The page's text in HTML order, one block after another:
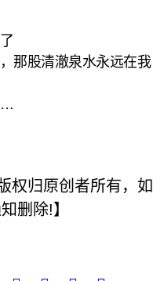
那股清澈泉水永远在我
权归原创者所有，如
删除!】